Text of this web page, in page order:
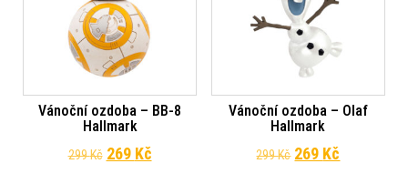
Vánoční ozdoba – BB-8
Hallmark
299Kč Původní cena byla: 299 Kč.
269 KčAktuální cena je: 269 Kč.
Vánoční ozdoba – Olaf
Hallmark
299Kč Původní cena
269 Kč